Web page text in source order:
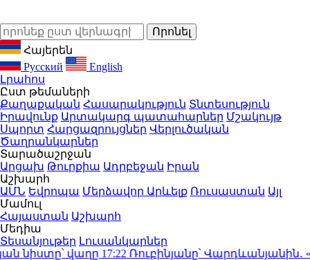
Հայերեն
Русский
English
Լրահոս
Ըստ թեմաների
Քաղաքական Հասարակություն Տնտեսություն
Իրավունք Արտակարգ պատահարներ Մշակույթ
Սպորտ Հարցազրույցներ Վերլուծական
Ծաղրանկարներ
Տարածաշրջան
Արցախ Թուրքիա Ադրբեջան Իրան
Աշխարհ
ԱՄՆ Եվրոպա Մերձավոր Արևելք Ռուսաստան Այլ
Մամուլ
Հայաստան Աշխարհ
Մեդիա
Տեսանյութեր Լուսանկարներ
վաղը17:22Ռուբինյանը՝ Վարդևանյանին․